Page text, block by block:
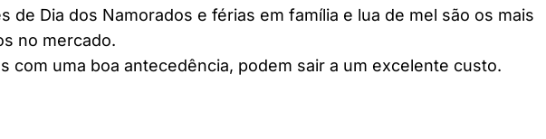
de Dia dos Namorados e férias em família e lua de mel são os mais
no mercado.
com uma boa antecedência, podem sair a um excelente custo.